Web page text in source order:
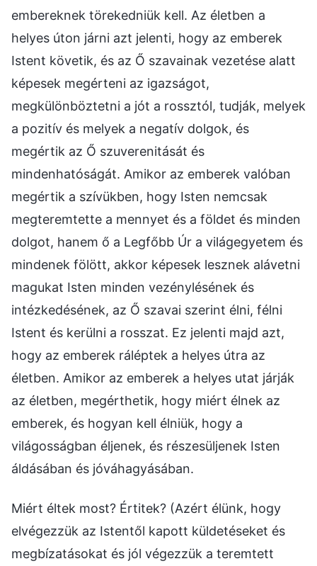
embereknek törekedniük kell. Az életben a
helyes úton járni azt jelenti, hogy az emberek
Istent követik, és az Ő szavainak vezetése alatt
képesek megérteni az igazságot,
megkülönböztetni a jót a rossztól, tudják, melyek
a pozitív és melyek a negatív dolgok, és
megértik az Ő szuverenitását és
mindenhatóságát. Amikor az emberek valóban
megértik a szívükben, hogy Isten nemcsak
megteremtette a mennyet és a földet és minden
dolgot, hanem ő a Legfőbb Úr a világegyetem és
mindenek fölött, akkor képesek lesznek alávetni
magukat Isten minden vezénylésének és
intézkedésének, az Ő szavai szerint élni, félni
Istent és kerülni a rosszat. Ez jelenti majd azt,
hogy az emberek ráléptek a helyes útra az
életben. Amikor az emberek a helyes utat járják
az életben, megérthetik, hogy miért élnek az
emberek, és hogyan kell élniük, hogy a
világosságban éljenek, és részesüljenek Isten
áldásában és jóváhagyásában.
Miért éltek most? Értitek? (Azért élünk, hogy
elvégezzük az Istentől kapott küldetéseket és
megbízatásokat és jól végezzük a teremtett